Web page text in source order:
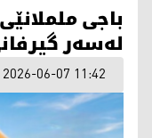
باجی
لەسەر
2026-06-07 11:42